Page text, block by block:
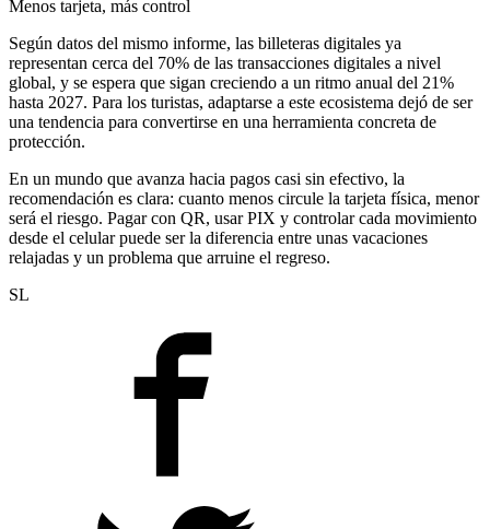
Menos tarjeta, más control
Según datos del mismo informe, las billeteras digitales ya
representan cerca del 70% de las transacciones digitales a nivel
global, y se espera que sigan creciendo a un ritmo anual del 21%
hasta 2027. Para los turistas, adaptarse a este ecosistema dejó de ser
una tendencia para convertirse en una herramienta concreta de
protección.
En un mundo que avanza hacia pagos casi sin efectivo, la
recomendación es clara: cuanto menos circule la tarjeta física, menor
será el riesgo. Pagar con QR, usar PIX y controlar cada movimiento
desde el celular puede ser la diferencia entre unas vacaciones
relajadas y un problema que arruine el regreso.
SL